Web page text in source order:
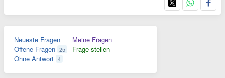
Neueste Fragen
Offene Fragen 25
Ohne Antwort 4
Meine Fragen
Frage stellen